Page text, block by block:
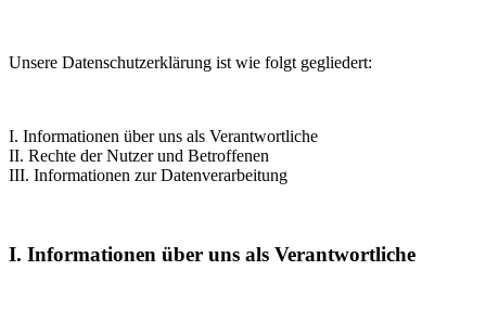
Unsere Datenschutzerklärung ist wie folgt gegliedert:
I. Informationen über uns als Verantwortliche
II. Rechte der Nutzer und Betroffenen
III. Informationen zur Datenverarbeitung
I. Informationen über uns als Verantwortliche